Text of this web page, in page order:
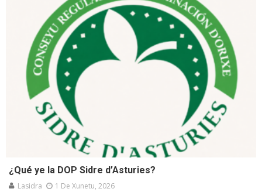
¿Qué ye la DOP Sidre d’Asturies?
Lasidra 1 De Xunetu, 2026